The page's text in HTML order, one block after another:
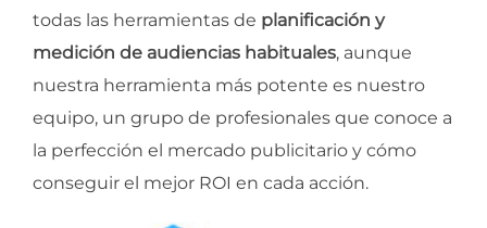
todas las herramientas de planificación y
medición de audiencias habituales, aunque
nuestra herramienta más potente es nuestro
equipo, un grupo de profesionales que conoce a
la perfección el mercado publicitario y cómo
conseguir el mejor ROI en cada acción.